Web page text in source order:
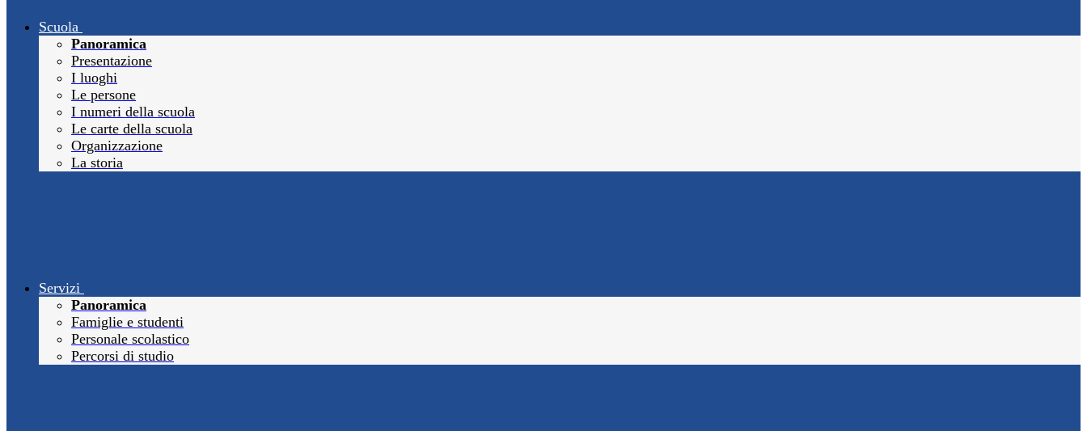
Scuola
Panoramica
Presentazione
I luoghi
Le persone
I numeri della scuola
Le carte della scuola
Organizzazione
La storia
Servizi
Panoramica
Famiglie e studenti
Personale scolastico
Percorsi di studio